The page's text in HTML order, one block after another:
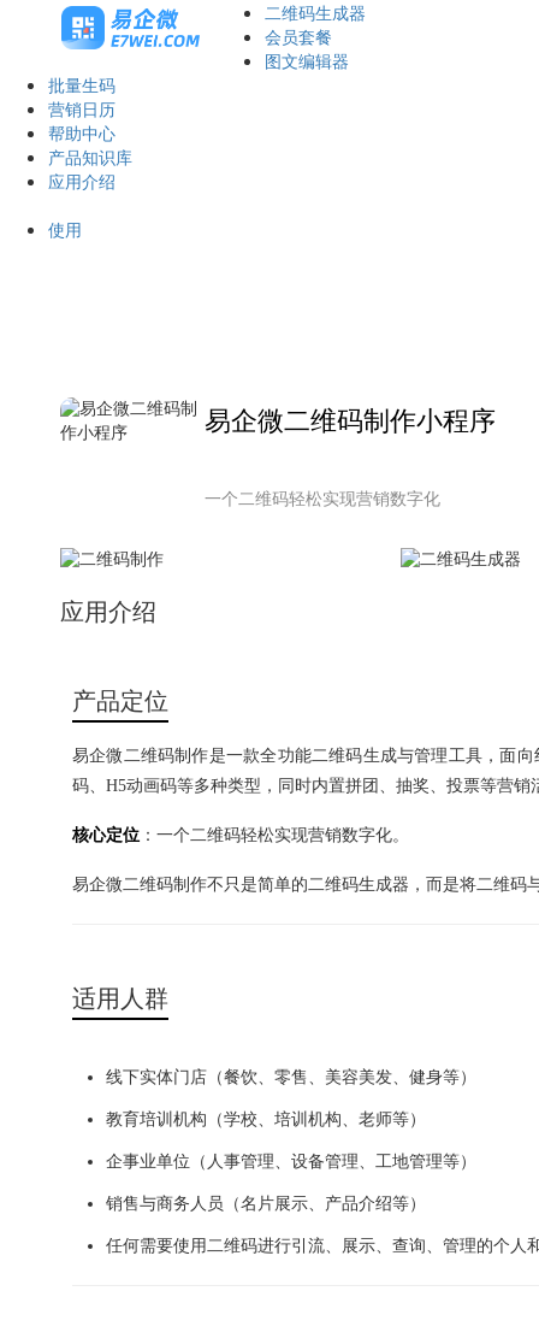
二维码生成器
会员套餐
图文编辑器
批量生码
营销日历
帮助中心
产品知识库
应用介绍
使用
易企微二维码制作小程序
一个二维码轻松实现营销数字化
应用介绍
产品定位
易企微二维码制作是一款全功能二维码生成与管理工具，面
码、H5动画码等多种类型，同时内置拼团、抽奖、投票等营
核心定位 ：一个二维码轻松实现营销数字化。
易企微二维码制作不只是简单的二维码生成器，而是将二维
适用人群
线下实体门店（餐饮、零售、美容美发、健身等）
教育培训机构（学校、培训机构、老师等）
企事业单位（人事管理、设备管理、工地管理等）
销售与商务人员（名片展示、产品介绍等）
任何需要使用二维码进行引流、展示、查询、管理的个人